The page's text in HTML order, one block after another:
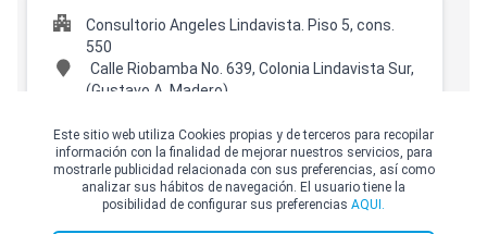
Consultorio Angeles Lindavista. Piso 5, cons.
550
Calle Riobamba No. 639, Colonia Lindavista Sur,
(Gustavo A. Madero)
Hospital Star Médica Luna Parc
© Copyright Top Doctors 2026. All Right Reserved. Designed and Developed by
Este sitio web utiliza Cookies propias y de terceros para recopilar
información con la finalidad de mejorar nuestros servicios, para
mostrarle publicidad relacionada con sus preferencias, así como
analizar sus hábitos de navegación. El usuario tiene la
posibilidad de configurar sus preferencias AQUI.